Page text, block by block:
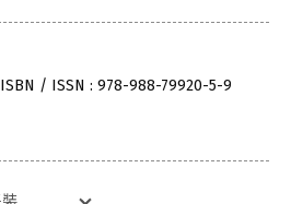
ISBN / ISSN : 978-988-79920-5-9